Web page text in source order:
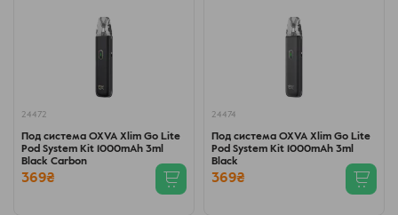
24472
Под система OXVA Xlim Go Lite
Pod System Kit 1000mAh 3ml
Black Carbon
369₴
24474
Под система OXVA Xlim Go Lite
Pod System Kit 1000mAh 3ml
Black
369₴